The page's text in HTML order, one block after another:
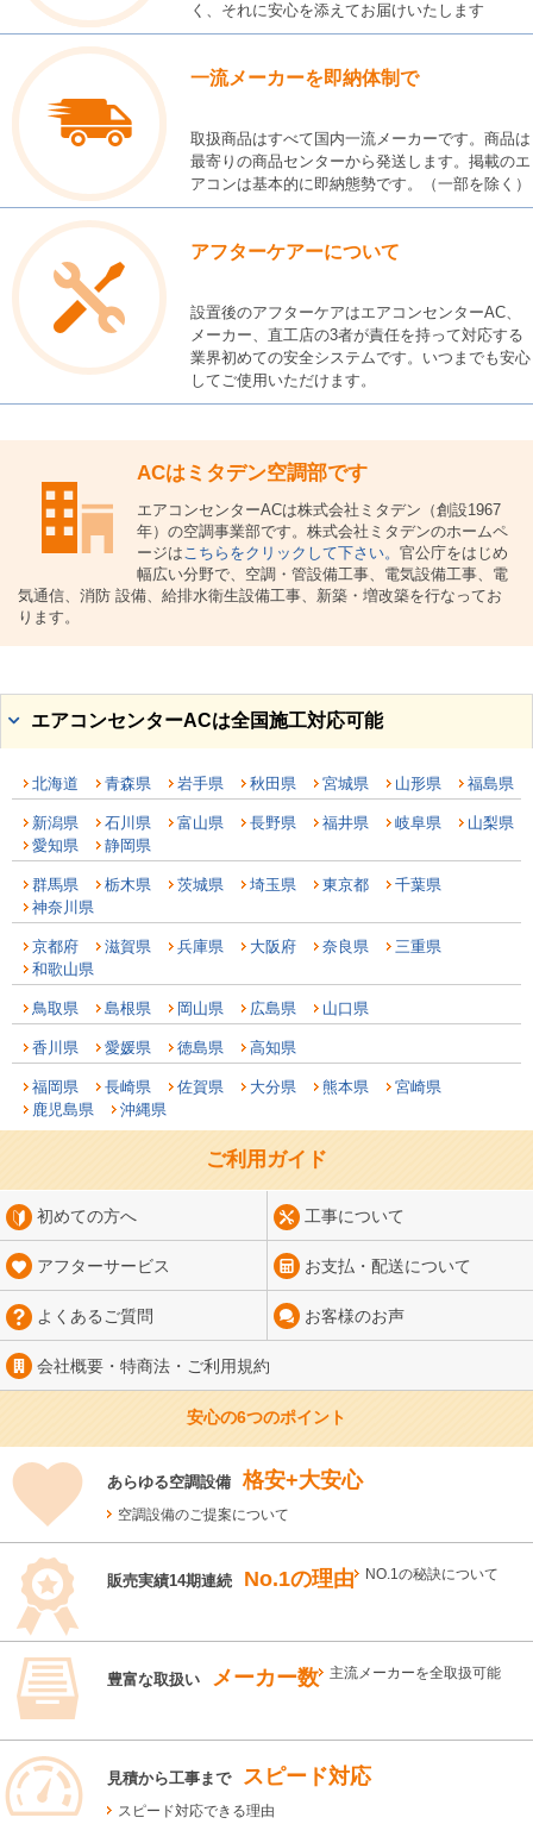
く、それに安心を添えてお届けいたします
一流メーカーを即納体制で
取扱商品はすべて国内一流メーカーです。商品は
最寄りの商品センターから発送します。掲載のエ
アコンは基本的に即納態勢です。（一部を除く）
アフターケアーについて
設置後のアフターケアはエアコンセンターAC、
メーカー、直工店の3者が責任を持って対応する
業界初めての安全システムです。いつまでも安心
してご使用いただけます。
ACはミタデン空調部です
エアコンセンターACは株式会社ミタデン（創設1967
年）の空調事業部です。株式会社ミタデンのホームペ
ージはこちらをクリックして下さい。 官公庁をはじめ
幅広い分野で、空調・管設備工事、電気設備工事、電
気通信、消防 設備、給排水衛生設備工事、新築・増改築を行なってお
ります。
エアコンセンターACは全国施工対応可能
北海道 青森県 岩手県 秋田県 宮城県 山形県 福島県
新潟県 石川県 富山県 長野県 福井県 岐阜県
山梨県
愛知県
静岡県
群馬県 栃木県 茨城県 埼玉県 東京都
千葉県
神奈川県
京都府 滋賀県 兵庫県 大阪府 奈良県
三重県
和歌山県
鳥取県 島根県 岡山県 広島県 山口県
香川県 愛媛県 徳島県 高知県
福岡県 長崎県 佐賀県 大分県 熊本県
宮崎県
鹿児島県
沖縄県
ご利用ガイド
初めての方へ 工事について
アフターサービス お支払・配送について
よくあるご質問 お客様のお声
会社概要・特商法・ ご利用規約
安心の6つのポイント
あらゆる空調設備 格安+大安心
空調設備のご提案について
販売実績14期連続 No.1の理由 NO.1の秘訣について
豊富な取扱い メーカー数 主流メーカーを全取扱可能
見積から工事まで スピード対応
スピード対応できる理由